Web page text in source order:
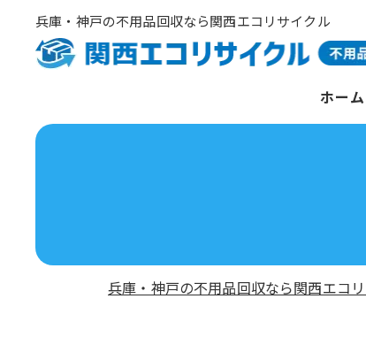
兵庫・神戸の不用品回収なら関西エコリサイクル
ホーム
兵庫・神戸の不用品回収なら関西エコ